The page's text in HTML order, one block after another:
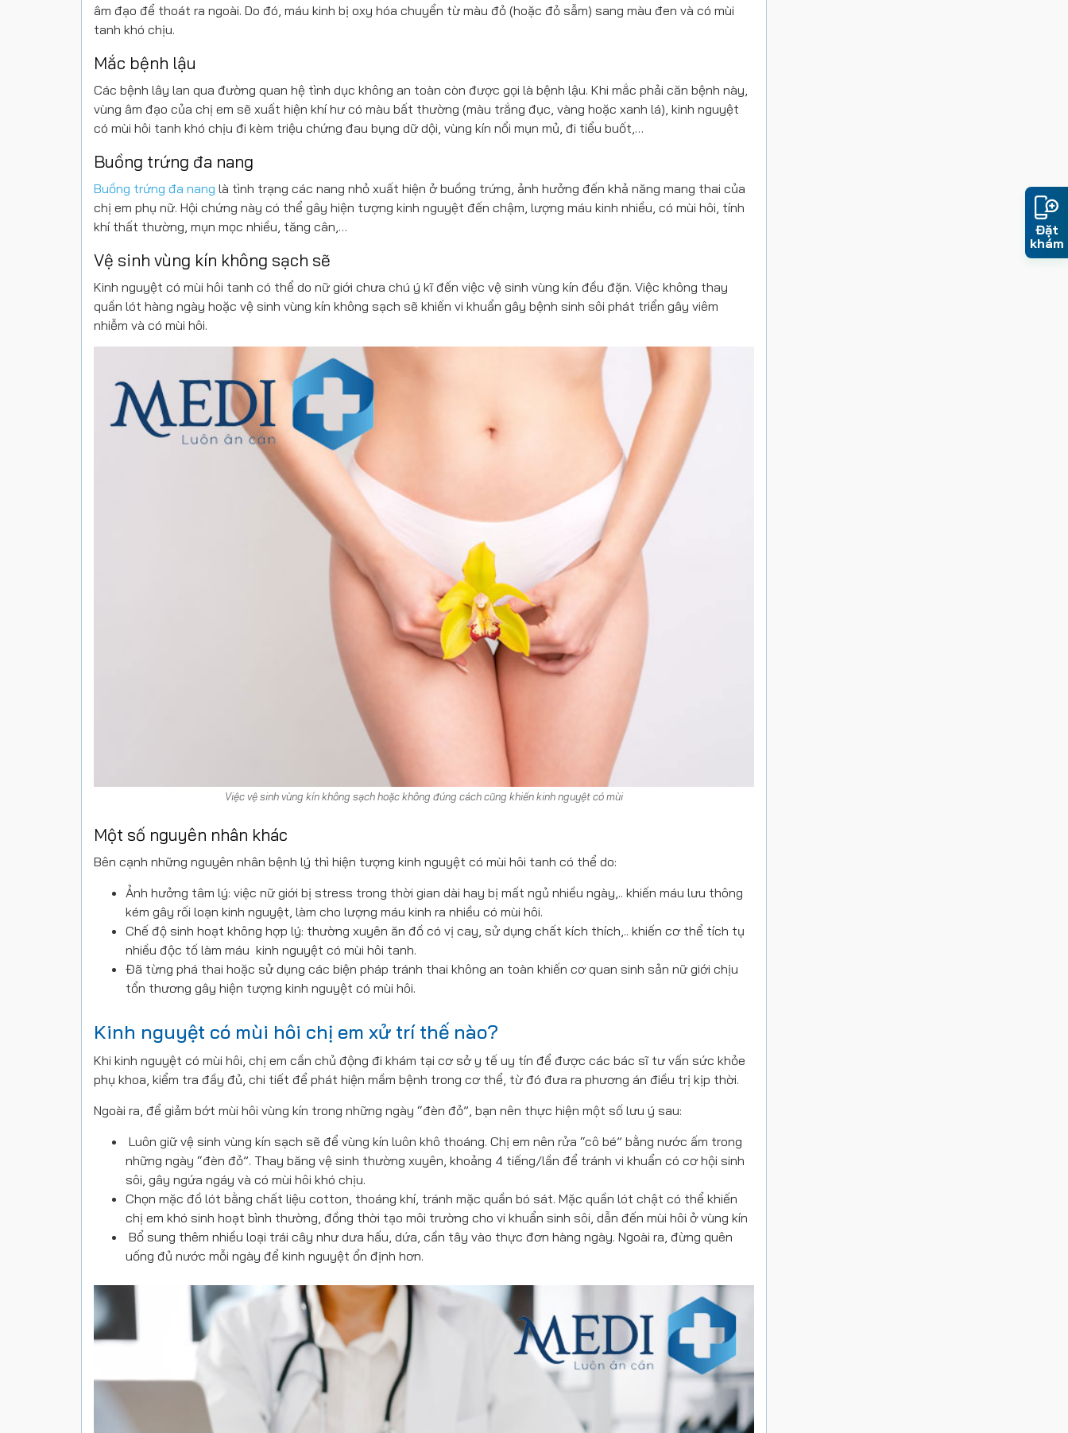
âm đạo để thoát ra ngoài. Do đó, máu kinh bị oxy hóa chuyển từ màu đỏ (hoặc đỏ sẫm) sang màu đen và có mùi
tanh khó chịu.
Mắc bệnh lậu
Các bệnh lây lan qua đường quan hệ tình dục không an toàn còn được gọi là bệnh lậu. Khi mắc phải căn bệnh này,
vùng âm đạo của chị em sẽ xuất hiện khí hư có màu bất thường (màu trắng đục, vàng hoặc xanh lá), kinh nguyệt
có mùi hôi tanh khó chịu đi kèm triệu chứng đau bụng dữ dội, vùng kín nổi mụn mủ, đi tiểu buốt,…
Buồng trứng đa nang
Buồng trứng đa nang là tình trạng các nang nhỏ xuất hiện ở buồng trứng, ảnh hưởng đến khả năng mang thai của
chị em phụ nữ. Hội chứng này có thể gây hiện tượng kinh nguyệt đến chậm, lượng máu kinh nhiều, có mùi hôi, tính
khí thất thường, mụn mọc nhiều, tăng cân,…
Vệ sinh vùng kín không sạch sẽ
Kinh nguyệt có mùi hôi tanh có thể do nữ giới chưa chú ý kĩ đến việc vệ sinh vùng kín đều đặn. Việc không thay
quần lót hàng ngày hoặc vệ sinh vùng kín không sạch sẽ khiến vi khuẩn gây bệnh sinh sôi phát triển gây viêm
nhiễm và có mùi hôi.
Việc vệ sinh vùng kín không sạch hoặc không đúng cách cũng khiến kinh nguyệt có mùi
Một số nguyên nhân khác
Bên cạnh những nguyên nhân bệnh lý thì hiện tượng kinh nguyệt có mùi hôi tanh có thể do:
Ảnh hưởng tâm lý: việc nữ giới bị stress trong thời gian dài hay bị mất ngủ nhiều ngày,.. khiến máu lưu thông
kém gây rối loạn kinh nguyệt, làm cho lượng máu kinh ra nhiều có mùi hôi.
Chế độ sinh hoạt không hợp lý: thường xuyên ăn đồ có vị cay, sử dụng chất kích thích,.. khiến cơ thể tích tụ
nhiều độc tố làm máu kinh nguyệt có mùi hôi tanh.
Đã từng phá thai hoặc sử dụng các biện pháp tránh thai không an toàn khiến cơ quan sinh sản nữ giới chịu
tổn thương gây hiện tượng kinh nguyệt có mùi hôi.
Kinh nguyệt có mùi hôi chị em xử trí thế nào?
Khi kinh nguyệt có mùi hôi, chị em cần chủ động đi khám tại cơ sở y tế uy tín để được các bác sĩ tư vấn sức khỏe
phụ khoa, kiểm tra đầy đủ, chi tiết để phát hiện mầm bệnh trong cơ thể, từ đó đưa ra phương án điều trị kịp thời.
Ngoài ra, để giảm bớt mùi hôi vùng kín trong những ngày “đèn đỏ”, bạn nên thực hiện một số lưu ý sau:
Luôn giữ vệ sinh vùng kín sạch sẽ để vùng kín luôn khô thoáng. Chị em nên rửa “cô bé” bằng nước ấm trong
những ngày “đèn đỏ”. Thay băng vệ sinh thường xuyên, khoảng 4 tiếng/lần để tránh vi khuẩn có cơ hội sinh
sôi, gây ngứa ngáy và có mùi hôi khó chịu.
Chọn mặc đồ lót bằng chất liệu cotton, thoáng khí, tránh mặc quần bó sát. Mặc quần lót chật có thể khiến
chị em khó sinh hoạt bình thường, đồng thời tạo môi trường cho vi khuẩn sinh sôi, dẫn đến mùi hôi ở vùng kín
Bổ sung thêm nhiều loại trái cây như dưa hấu, dứa, cần tây vào thực đơn hàng ngày. Ngoài ra, đừng quên
uống đủ nước mỗi ngày để kinh nguyệt ổn định hơn.
Đặt
khám